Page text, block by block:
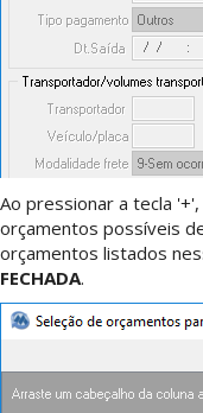
Ao pressionar a tecla
orçamentos possíveis
orçamentos listados
FECHADA.